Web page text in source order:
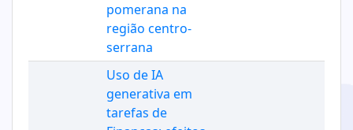
pomerana na
região centro-
serrana
Uso de IA
generativa em
tarefas de